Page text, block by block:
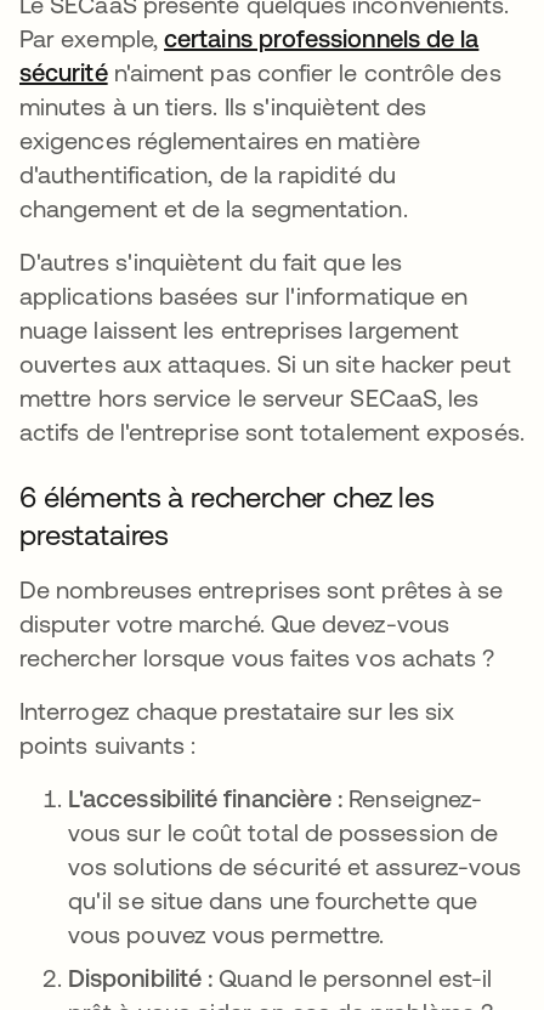
Par exemple,certains professionnels de la
sécurités’ouvre dans un nouvel onglet
n'aiment pas confier le contrôle des
minutes à un tiers. Ils s'inquiètent des
exigences réglementaires en matière
d'authentification, de la rapidité du
changement et de la segmentation.
D'autres s'inquiètent du fait que les
applications basées sur l'informatique en
nuage laissent les entreprises largement
ouvertes aux attaques. Si un site hacker peut
mettre hors service le serveur SECaaS, les
actifs de l'entreprise sont totalement exposés.
6 éléments à rechercher chez les
prestataires
De nombreuses entreprises sont prêtes à se
disputer votre marché. Que devez-vous
rechercher lorsque vous faites vos achats ?
Interrogez chaque prestataire sur les six
points suivants :
L'accessibilité financière : Renseignez-
vous sur le coût total de possession de
vos solutions de sécurité et assurez-vous
qu'il se situe dans une fourchette que
vous pouvez vous permettre.
Disponibilité : Quand le personnel est-il